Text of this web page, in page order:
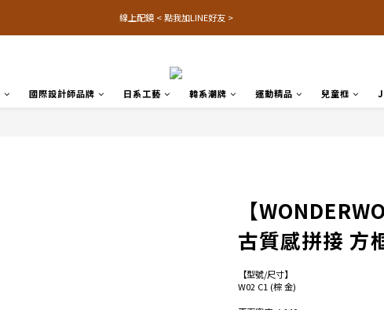
線上配鏡 < 點我加LINE好友 >
國際設計師品牌 日系工藝 韓系潮牌 運動精品 兒童框
【
古質感拼接 方
【型號/尺寸】
W02 C1 (棕 金)